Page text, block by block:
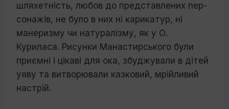
шляхетність, любов до представлених пер­
сонажів, не було в них ні карикатур, ні
манеризму чи натуралізму, як у О.
Куриласа. Рисунки Манастирського були
при­ємні і цікаві для ока, збуджували в дітей
уяву та витворювали казковий, мрійливий
настрій.